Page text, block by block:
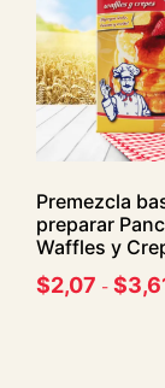
Premezcla
preparar
Waffles y
$2,07 - $